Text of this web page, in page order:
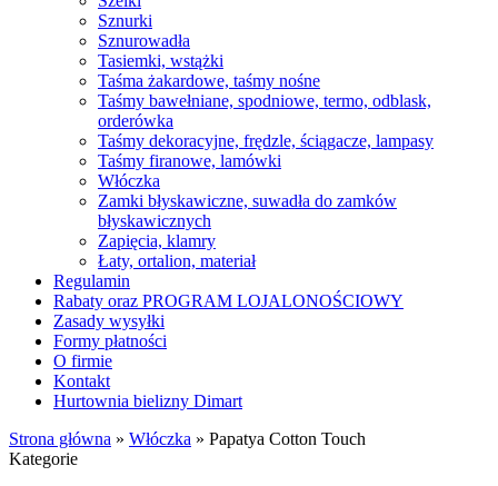
Sznurki
Sznurowadła
Tasiemki, wstążki
Taśma żakardowe, taśmy nośne
Taśmy bawełniane, spodniowe, termo, odblask,
orderówka
Taśmy dekoracyjne, frędzle, ściągacze, lampasy
Taśmy firanowe, lamówki
Włóczka
Zamki błyskawiczne, suwadła do zamków
błyskawicznych
Zapięcia, klamry
Łaty, ortalion, materiał
Regulamin
Rabaty oraz PROGRAM LOJALONOŚCIOWY
Zasady wysyłki
Formy płatności
O firmie
Kontakt
Hurtownia bielizny Dimart
Strona główna » Włóczka » Papatya Cotton Touch
Kategorie